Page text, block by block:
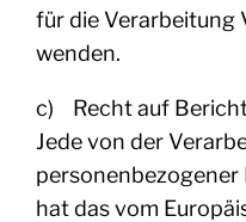
für die Verarbeitung
wenden.
c) Recht auf
Jede von der
hat das vom